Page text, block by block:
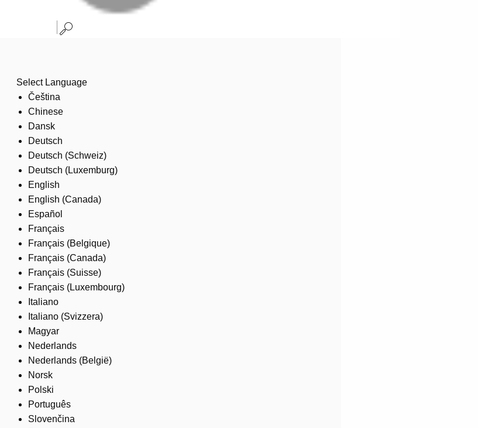
Select Language
Čeština
Chinese
Dansk
Deutsch
Deutsch (Schweiz)
Deutsch (Luxemburg)
English
English (Canada)
Español
Français
Français (Belgique)
Français (Canada)
Français (Suisse)
Français (Luxembourg)
Italiano
Italiano (Svizzera)
Magyar
Nederlands
Nederlands (België)
Norsk
Polski
Português
Slovenčina